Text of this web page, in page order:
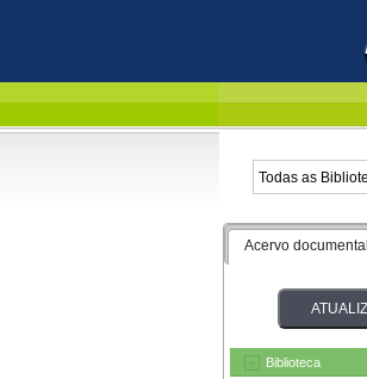
Acervo documental
Biblioteca